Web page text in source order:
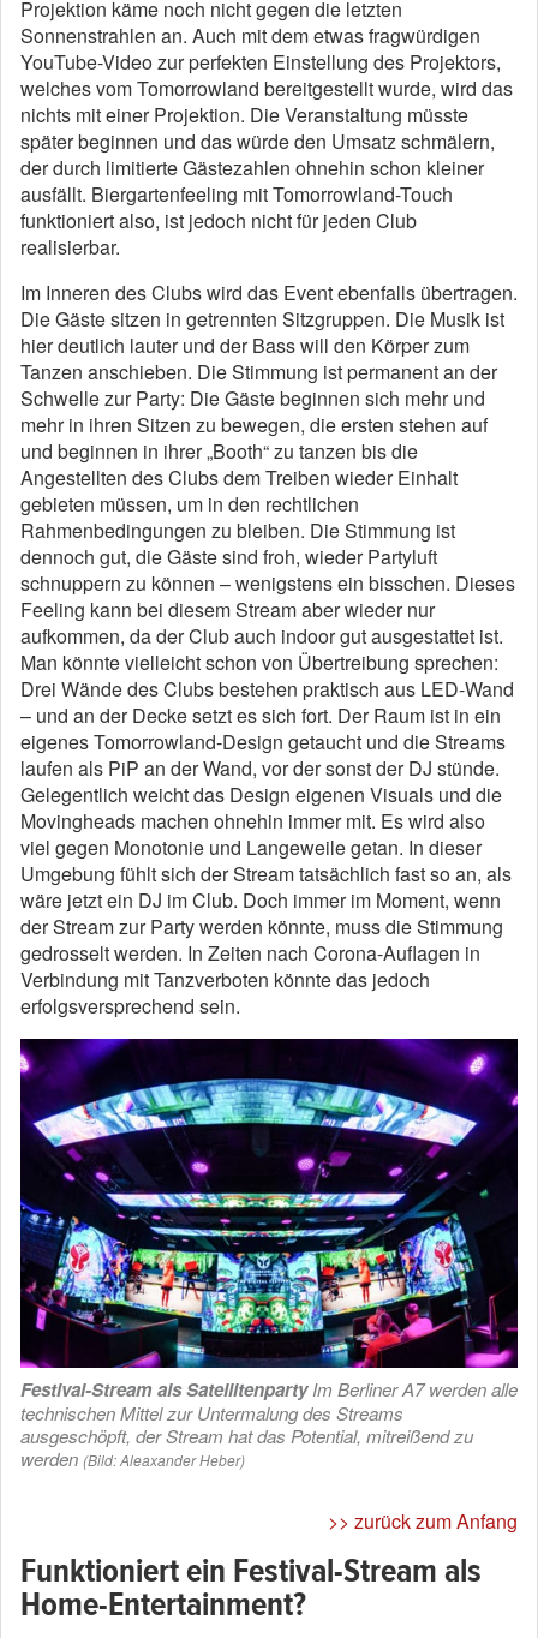
Projektion käme noch nicht gegen die letzten
Sonnenstrahlen an. Auch mit dem etwas fragwürdigen
YouTube-Video zur perfekten Einstellung des Projektors,
welches vom Tomorrowland bereitgestellt wurde, wird das
nichts mit einer Projektion. Die Veranstaltung müsste
später beginnen und das würde den Umsatz schmälern,
der durch limitierte Gästezahlen ohnehin schon kleiner
ausfällt. Biergartenfeeling mit Tomorrowland-Touch
funktioniert also, ist jedoch nicht für jeden Club
realisierbar.
Im Inneren des Clubs wird das Event ebenfalls übertragen.
Die Gäste sitzen in getrennten Sitzgruppen. Die Musik ist
hier deutlich lauter und der Bass will den Körper zum
Tanzen anschieben. Die Stimmung ist permanent an der
Schwelle zur Party: Die Gäste beginnen sich mehr und
mehr in ihren Sitzen zu bewegen, die ersten stehen auf
und beginnen in ihrer „Booth“ zu tanzen bis die
Angestellten des Clubs dem Treiben wieder Einhalt
gebieten müssen, um in den rechtlichen
Rahmenbedingungen zu bleiben. Die Stimmung ist
dennoch gut, die Gäste sind froh, wieder Partyluft
schnuppern zu können – wenigstens ein bisschen. Dieses
Feeling kann bei diesem Stream aber wieder nur
aufkommen, da der Club auch indoor gut ausgestattet ist.
Man könnte vielleicht schon von Übertreibung sprechen:
Drei Wände des Clubs bestehen praktisch aus LED-Wand
– und an der Decke setzt es sich fort. Der Raum ist in ein
eigenes Tomorrowland-Design getaucht und die Streams
laufen als PiP an der Wand, vor der sonst der DJ stünde.
Gelegentlich weicht das Design eigenen Visuals und die
Movingheads machen ohnehin immer mit. Es wird also
viel gegen Monotonie und Langeweile getan. In dieser
Umgebung fühlt sich der Stream tatsächlich fast so an, als
wäre jetzt ein DJ im Club. Doch immer im Moment, wenn
der Stream zur Party werden könnte, muss die Stimmung
gedrosselt werden. In Zeiten nach Corona-Auflagen in
Verbindung mit Tanzverboten könnte das jedoch
erfolgsversprechend sein.
Festival-Stream als Satellitenparty Im Berliner A7 werden alle
technischen Mittel zur Untermalung des Streams
ausgeschöpft, der Stream hat das Potential, mitreißend zu
werden (Bild: Aleaxander Heber)
>> zurück zum Anfang
Funktioniert ein Festival-Stream als
Home-Entertainment?